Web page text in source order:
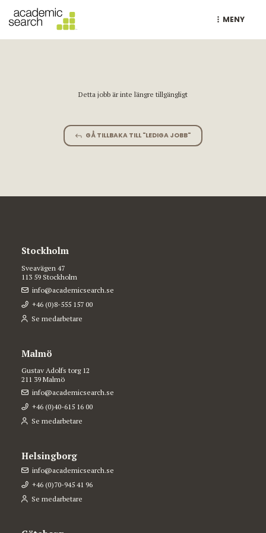
MENY
Detta jobb är inte längre tillgängligt
GÅ TILLBAKA TILL "LEDIGA JOBB"
Stockholm
Sveavägen 47
113 59 Stockholm
info@academicsearch.se
+46 (0)8-555 157 00
Se medarbetare
Malmö
Gustav Adolfs torg 12
211 39 Malmö
info@academicsearch.se
+46 (0)40-615 16 00
Se medarbetare
Helsingborg
info@academicsearch.se
+46 (0)70-945 41 96
Se medarbetare